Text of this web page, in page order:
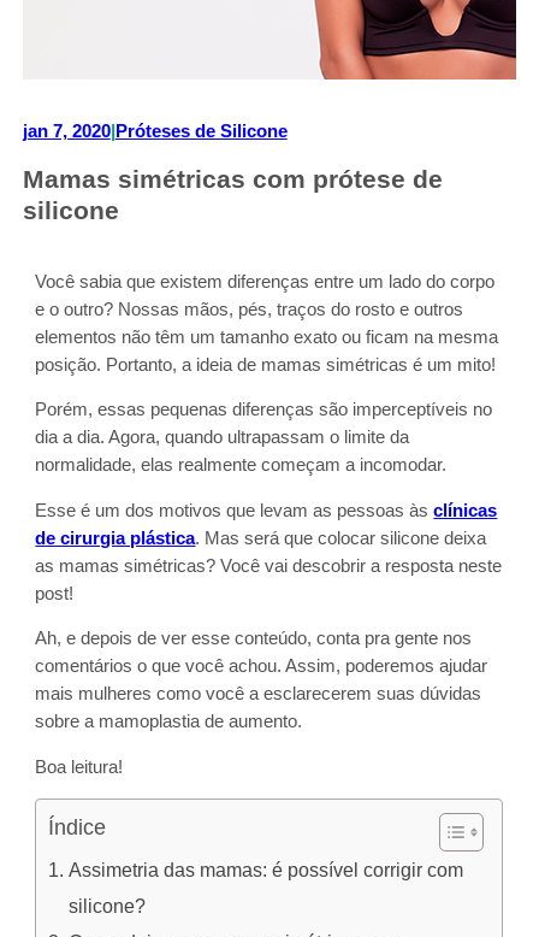
jan 7, 2020| Próteses de Silicone
Mamas simétricas com prótese de
silicone
Você sabia que existem diferenças entre um lado do corpo
e o outro? Nossas mãos, pés, traços do rosto e outros
elementos não têm um tamanho exato ou ficam na mesma
posição. Portanto, a ideia de mamas simétricas é um mito!
Porém, essas pequenas diferenças são imperceptíveis no
dia a dia. Agora, quando ultrapassam o limite da
normalidade, elas realmente começam a incomodar.
Esse é um dos motivos que levam as pessoas àsclínicas
de cirurgia plástica. Mas será que colocar silicone deixa
as mamas simétricas? Você vai descobrir a resposta neste
post!
Ah, e depois de ver esse conteúdo, conta pra gente nos
comentários o que você achou. Assim, poderemos ajudar
mais mulheres como você a esclarecerem suas dúvidas
sobre a mamoplastia de aumento.
Boa leitura!
Índice
Assimetria das mamas: é possível corrigir com
silicone?